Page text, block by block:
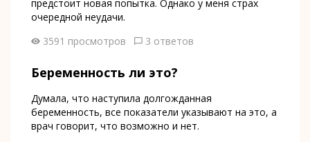
предстоит новая попытка. Однако у меня страх
очередной неудачи.
3591 просмотров
3 ответов
Беременность ли это?
Думала, что наступила долгожданная
беременность, все показатели указывают на это, а
врач говорит, что возможно и нет.